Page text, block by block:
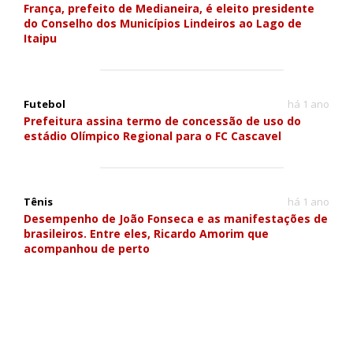
França, prefeito de Medianeira, é eleito presidente
do Conselho dos Municípios Lindeiros ao Lago de
Itaipu
Futebol há 1 ano
Prefeitura assina termo de concessão de uso do
estádio Olímpico Regional para o FC Cascavel
Tênis há 1 ano
Desempenho de João Fonseca e as manifestações de
brasileiros. Entre eles, Ricardo Amorim que
acompanhou de perto